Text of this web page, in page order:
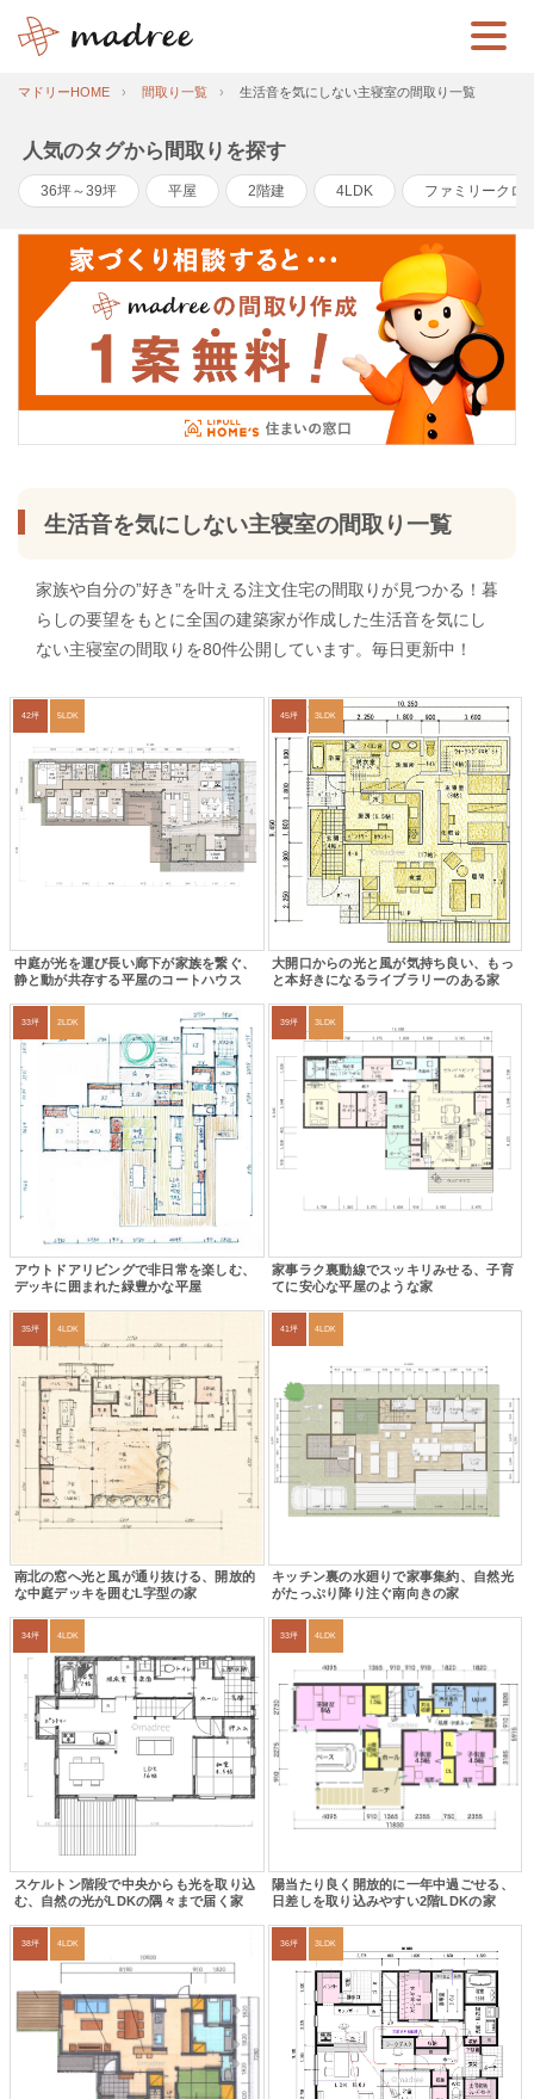
マドリーHOME 間取り一覧 生活音を気にしない主寝室の間取り一覧
人気のタグから間取りを探す
36坪～39坪 平屋 2階建 4LDK ファミリークロ
生活音を気にしない主寝室の間取り一覧
家族や自分の”好き”を叶える注文住宅の間取りが見つかる！暮
らしの要望をもとに全国の建築家が作成した生活音を気にし
ない主寝室の間取りを80件公開しています。毎日更新中！
42坪 5LDK
中庭が光を運び長い廊下が家族を繋ぐ、
静と動が共存する平屋のコートハウス
45坪 3LDK
大開口からの光と風が気持ち良い、もっ
と本好きになるライブラリーのある家
33坪 2LDK
アウトドアリビングで非日常を楽しむ、
デッキに囲まれた緑豊かな平屋
39坪 3LDK
家事ラク裏動線でスッキリみせる、子育
てに安心な平屋のような家
35坪 4LDK
南北の窓へ光と風が通り抜ける、開放的
な中庭デッキを囲むL字型の家
41坪 4LDK
キッチン裏の水廻りで家事集約、自然光
がたっぷり降り注ぐ南向きの家
34坪 4LDK
スケルトン階段で中央からも光を取り込
む、自然の光がLDKの隅々まで届く家
33坪 4LDK
陽当たり良く開放的に一年中過ごせる、
日差しを取り込みやすい2階LDKの家
38坪 4LDK 36坪 3LDK